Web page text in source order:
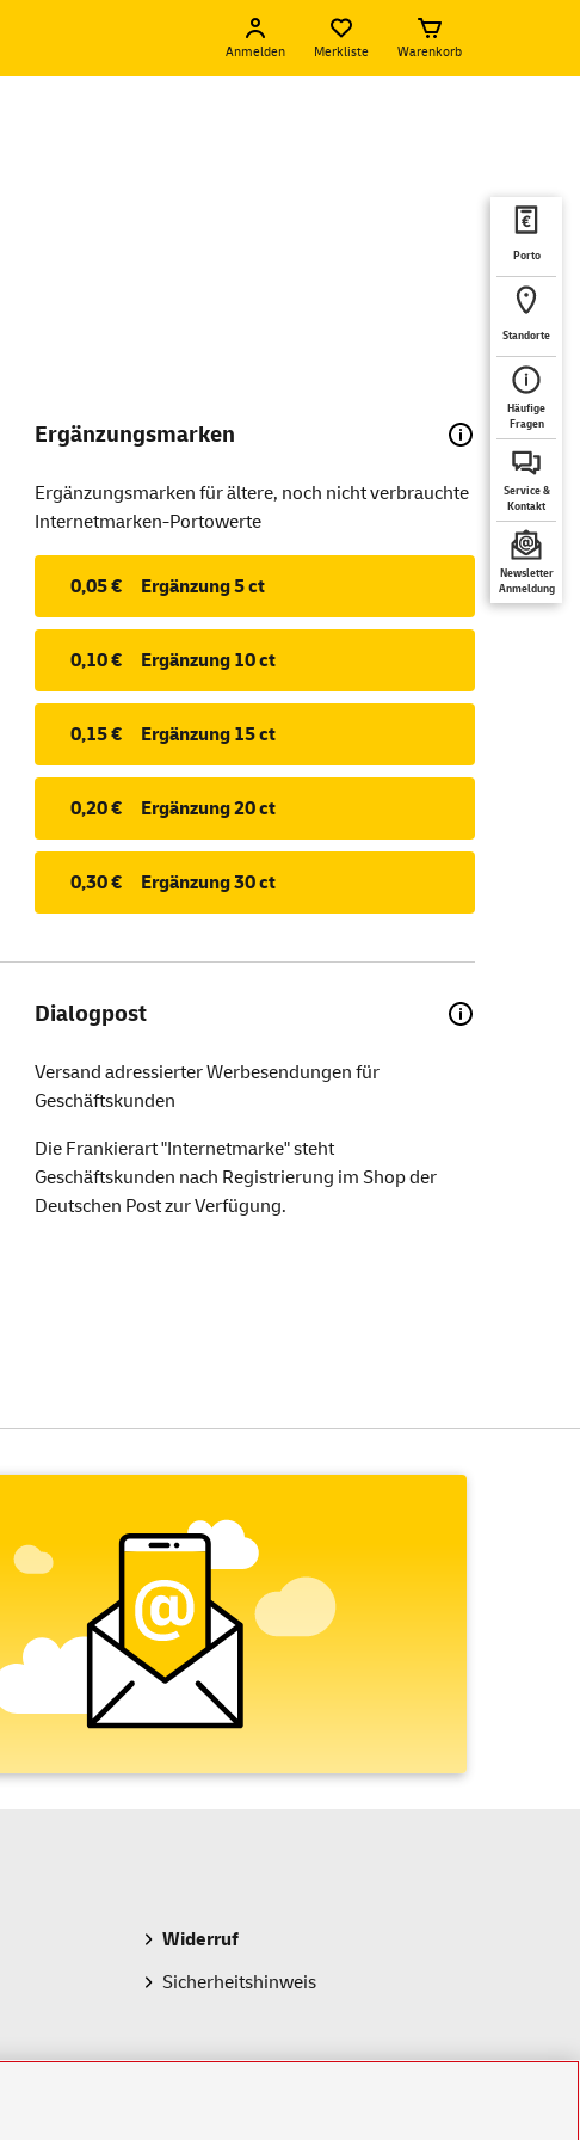
Anmelden Merkliste Warenkorb
Porto
Standorte
Häufige
Fragen
Service &
Kontakt
Newsletter
Anmeldung
Ergänzungsmarken
Ergänzungsmarken für ältere, noch nicht verbrauchte
Internetmarken-Portowerte
0,05 € Ergänzung 5 ct
0,10 € Ergänzung 10 ct
0,15 € Ergänzung 15 ct
0,20 € Ergänzung 20 ct
0,30 € Ergänzung 30 ct
Dialogpost
Versand adressierter Werbesendungen für
Geschäftskunden
Die Frankierart "Internetmarke" steht
Geschäftskunden nach Registrierung im Shop der
Deutschen Post zur Verfügung.
Widerruf
Sicherheitshinweis